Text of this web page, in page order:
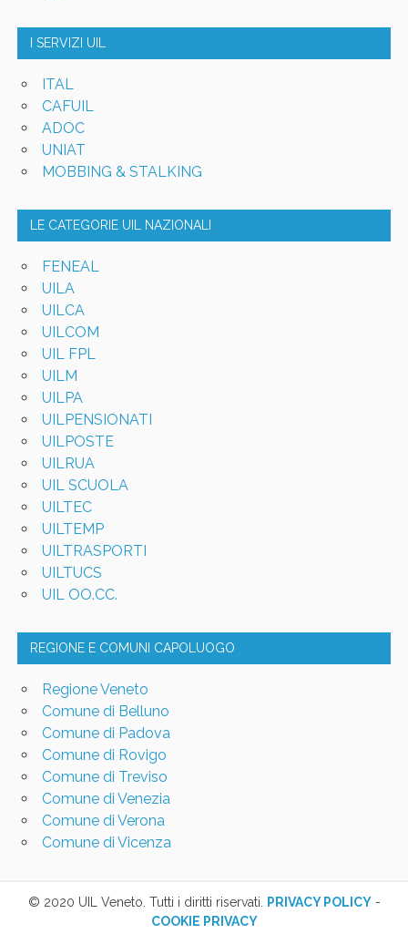
I SERVIZI UIL
ITAL
CAFUIL
ADOC
UNIAT
MOBBING & STALKING
LE CATEGORIE UIL NAZIONALI
FENEAL
UILA
UILCA
UILCOM
UIL FPL
UILM
UILPA
UILPENSIONATI
UILPOSTE
UILRUA
UIL SCUOLA
UILTEC
UILTEMP
UILTRASPORTI
UILTUCS
UIL OO.CC.
REGIONE E COMUNI CAPOLUOGO
Regione Veneto
Comune di Belluno
Comune di Padova
Comune di Rovigo
Comune di Treviso
Comune di Venezia
Comune di Verona
Comune di Vicenza
© 2020 UIL Veneto. Tutti i diritti riservati. PRIVACY POLICY-
COOKIE PRIVACY